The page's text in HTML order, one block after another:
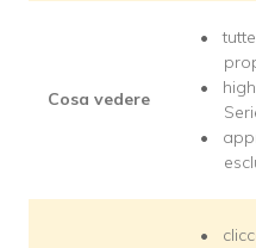
Cosa vedere